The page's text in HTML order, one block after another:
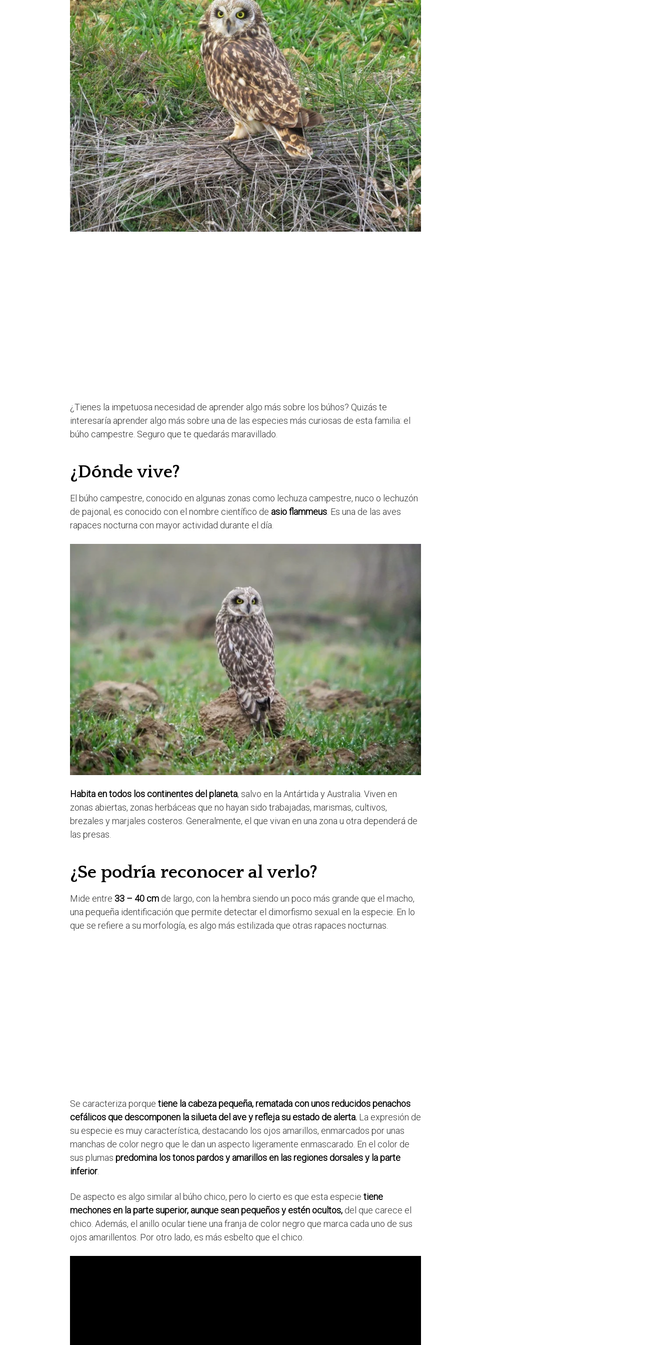
¿Tienes la impetuosa necesidad de aprender algo más sobre los búhos? Quizás te
interesaría aprender algo más sobre una de las especies más curiosas de esta familia: el
búho campestre. Seguro que te quedarás maravillado.
¿Dónde vive?
El búho campestre, conocido en algunas zonas como lechuza campestre, nuco o lechuzón
de pajonal, es conocido con el nombre científico de asio flammeus . Es una de las aves
rapaces nocturna con mayor actividad durante el día.
Habita en todos los continentes del planeta, salvo en la Antártida y Australia. Viven en
zonas abiertas, zonas herbáceas que no hayan sido trabajadas, marismas, cultivos,
brezales y marjales costeros. Generalmente, el que vivan en una zona u otra dependerá de
las presas.
¿Se podría reconocer al verlo?
Mide entre 33 – 40 cm de largo, con la hembra siendo un poco más grande que el macho,
una pequeña identificación que permite detectar el dimorfismo sexual en la especie. En lo
que se refiere a su morfología, es algo más estilizada que otras rapaces nocturnas.
Se caracteriza porque tiene la cabeza pequeña, rematada con unos reducidos penachos
cefálicos que descomponen la silueta del ave y refleja su estado de alerta. La expresión de
su especie es muy característica, destacando los ojos amarillos, enmarcados por unas
manchas de color negro que le dan un aspecto ligeramente enmascarado. En el color de
sus plumas predomina los tonos pardos y amarillos en las regiones dorsales y la parte
inferior.
De aspecto es algo similar al búho chico, pero lo cierto es que esta especie tiene
mechones en la parte superior, aunque sean pequeños y estén ocultos, del que carece el
chico. Además, el anillo ocular tiene una franja de color negro que marca cada uno de sus
ojos amarillentos. Por otro lado, es más esbelto que el chico.